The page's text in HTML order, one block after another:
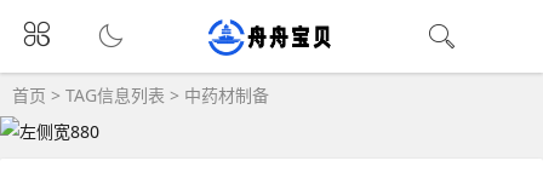
首页 > TAG信息列表 > 中药材制备